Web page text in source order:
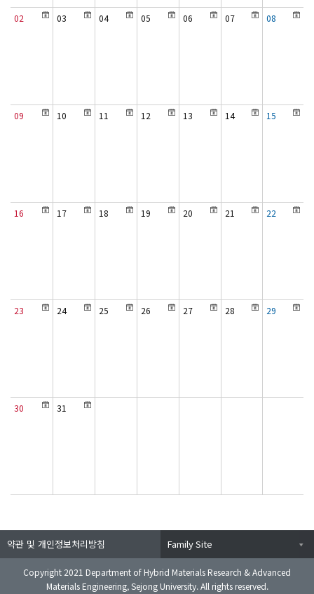
02 03 04 05 06 07 08
09 10 11 12 13 14 15
16 17 18 19 20 21 22
23 24 25 26 27 28 29
30 31
약관 및 개인정보처리방침 Family Site
Copyright 2021 Department of Hybrid Materials Research & Advanced
Materials Engineering, Sejong University. All rights reserved.